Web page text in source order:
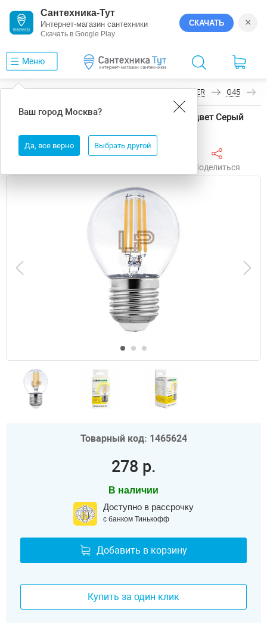
Сантехника-Тут
Интернет-магазин сантехники
Скачать в Google Play
СКАЧАТЬ ×
Меню
Ваш город Москва?
Да, все верно Выбрать другой
LEDS POWER G45
Светодиодная лампа LEDS POWER G45 7113 цвет Серый
Поделиться
Товарный код: 1465624
278 р.
В наличии
Доступно в рассрочку
с банком Тинькофф
Добавить в корзину
Купить за один клик